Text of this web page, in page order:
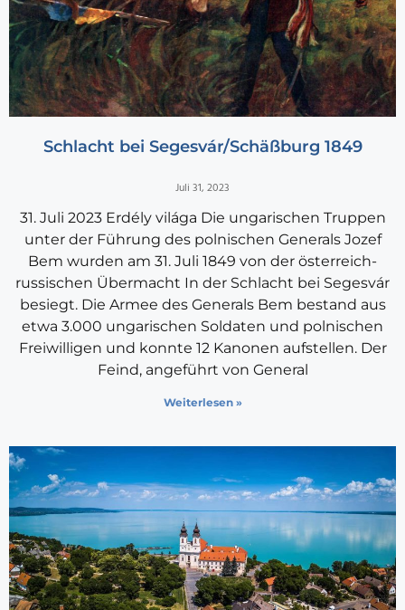
Schlacht bei Segesvár/Schäßburg 1849
Juli 31, 2023
31. Juli 2023 Erdély világa Die ungarischen Truppen
unter der Führung des polnischen Generals Jozef
Bem wurden am 31. Juli 1849 von der österreich-
russischen Übermacht In der Schlacht bei Segesvár
besiegt. Die Armee des Generals Bem bestand aus
etwa 3.000 ungarischen Soldaten und polnischen
Freiwilligen und konnte 12 Kanonen aufstellen. Der
Feind, angeführt von General
Weiterlesen »